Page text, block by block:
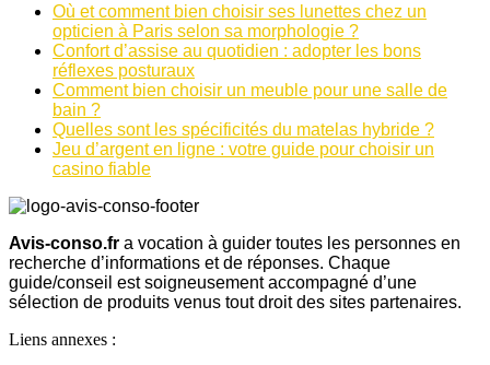
Où et comment bien choisir ses lunettes chez un
opticien à Paris selon sa morphologie ?
Confort d’assise au quotidien : adopter les bons
réflexes posturaux
Comment bien choisir un meuble pour une salle de
bain ?
Quelles sont les spécificités du matelas hybride ?
Jeu d’argent en ligne : votre guide pour choisir un
casino fiable
Avis-conso.fr a vocation à guider toutes les personnes en
recherche d’informations et de réponses. Chaque
guide/conseil est soigneusement accompagné d’une
sélection de produits venus tout droit des sites partenaires.
Liens annexes :